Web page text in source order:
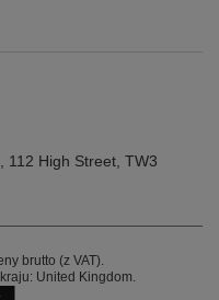
112 High Street TW3
brutto (z VAT).
United Kingdom.